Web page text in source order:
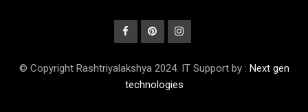
© Copyright Rashtriyalakshya 2024. IT Support by : Next gen
technologies